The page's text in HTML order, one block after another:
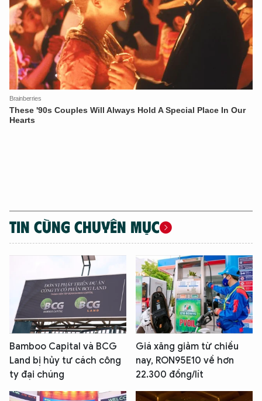
TIN CÙNG CHUYÊN MỤC
Bamboo Capital và BCG
Land bị hủy tư cách công
ty đại chúng
Giá xăng giảm từ chiều
nay, RON95E10 về hơn
22.300 đồng/lít